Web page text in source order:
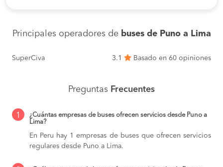
Principales operadores de buses de Puno a Lima
SuperCiva 3.1 Basado en 60 opiniones
Preguntas Frecuentes
1
¿Cuántas empresas de buses ofrecen servicios desde Puno a
Lima?
En Peru hay 1 empresas de buses que ofrecen servicios
regulares desde Puno a Lima.